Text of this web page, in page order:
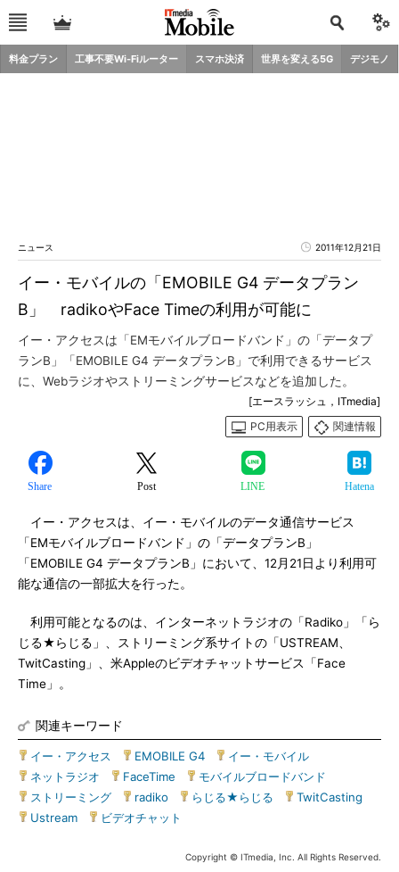
料金プラン 工事不要Wi-Fiルーター スマホ決済 世界を変える5G デジモノ
ニュース 2011年12月21日
イー・モバイルの「EMOBILE G4 データプラン
B」 radikoやFace Timeの利用が可能に
イー・アクセスは「EMモバイルブロードバンド」の「データプ
ランB」「EMOBILE G4 データプランB」で利用できるサービス
に、Webラジオやストリーミングサービスなどを追加した。
[エースラッシュ，ITmedia]
PC用表示
関連情報
Share Post LINE Hatena
イー・アクセスは、イー・モバイルのデータ通信サービス
「EMモバイルブロードバンド」の「データプランB」
「EMOBILE G4 データプランB」において、12月21日より利用可
能な通信の一部拡大を行った。
利用可能となるのは、インターネットラジオの「Radiko」「ら
じる★らじる」、ストリーミング系サイトの「USTREAM、
TwitCasting」、米Appleのビデオチャットサービス「Face
Time」。
関連キーワード
イー・アクセス EMOBILE G4 イー・モバイル
ネットラジオ
FaceTime モバイルブロードバンド
ストリーミング
radiko らじる★らじる TwitCasting
Ustream
ビデオチャット
Copyright © ITmedia, Inc. All Rights Reserved.